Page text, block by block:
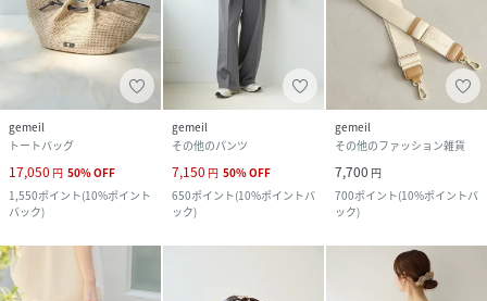
gemeil
トートバッグ
17,050 円 50%OFF
1,550ポイント(10%ポイント
バック)
gemeil
その他のパンツ
7,150 円 50%OFF
650ポイント(10%ポイントバ
ック)
gemeil
その他のファッション雑貨
7,700 円
700ポイント(10%ポイントバ
ック)